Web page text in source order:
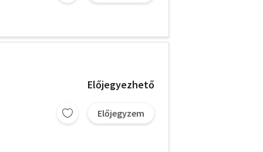
Előjegyezhető
Előjegyzem